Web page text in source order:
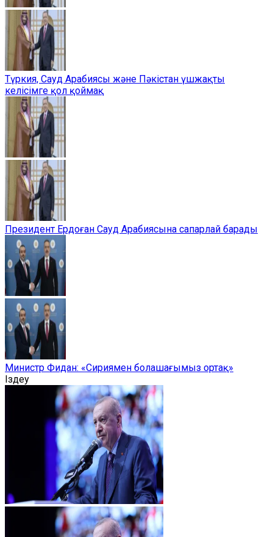
Түркия, Сауд Арабиясы және Пәкістан үшжақты
келісімге қол қоймақ
Президент Ердоған Сауд Арабиясына сапарлай барады
Министр Фидан: «Сириямен болашағымыз ортақ»
Іздеу